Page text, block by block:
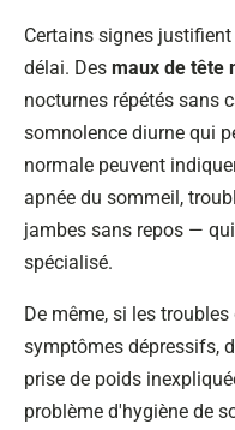
Certains signes
délai. Des maux de tête
nocturnes répétés sans
somnolence diurne qui
normale peuvent
apnée du sommeil,
jambes sans repos —
spécialisé.
De même, si les
symptômes dépressifs,
prise de poids
problème d'hygiène de